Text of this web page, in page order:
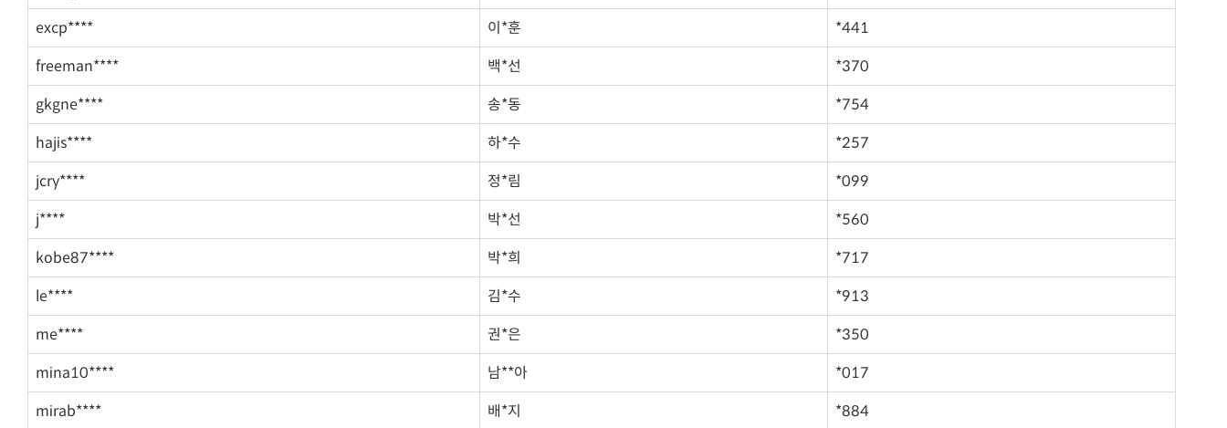
excp****
이*훈
*441
freeman****
백*선
*370
gkgne****
송*동
*754
hajis****
하*수
*257
jcry****
정*림
*099
j****
박*선
*560
kobe87****
박*희
*717
le****
김*수
*913
me****
권*은
*350
mina10****
남**아
*017
mirab****
배*지
*884